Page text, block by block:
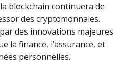
blockchain continuera de
des cryptomonnaies.
des innovations majeures
la finance, l’assurance, et
personnelles.